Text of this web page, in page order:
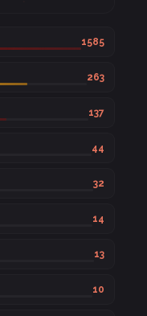
1585
263
137
44
32
14
13
10